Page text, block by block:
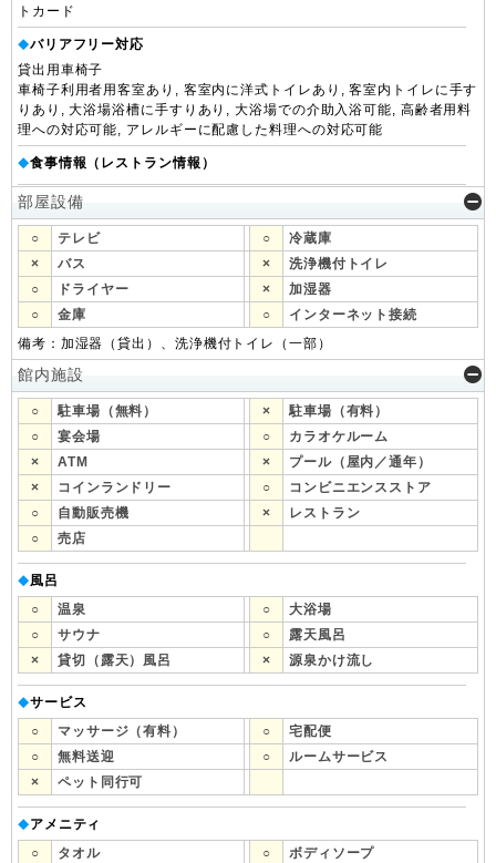
トカード
◆バリアフリー対応
貸出用車椅子
車椅子利用者用客室あり, 客室内に洋式トイレあり, 客室内トイレに手す
りあり, 大浴場浴槽に手すりあり, 大浴場での介助入浴可能, 高齢者用料
理への対応可能, アレルギーに配慮した料理への対応可能
◆食事情報（レストラン情報）
部屋設備
○ テレビ ○
冷蔵庫
×
バス ×
洗浄機付トイレ
○
ドライヤー ×
加湿器
○
金庫 ○
インターネット接続
備考：加湿器（貸出）、洗浄機付トイレ（一部）
館内施設
○ 駐車場（無料） ×
駐車場（有料）
○
宴会場 ○
カラオケルーム
×
ATM ×
プール（屋内／通年）
×
コインランドリー ○
コンビニエンスストア
○
自動販売機 ×
レストラン
○
売店
◆風呂
○
温泉 ○
大浴場
○
サウナ ○
露天風呂
×
貸切（露天）風呂 × 源泉かけ流し
◆サービス
○
マッサージ（有料） ○
宅配便
○
無料送迎 ○
ルームサービス
×
ペット同行可
◆アメニティ
○
タオル ○ ボディソープ